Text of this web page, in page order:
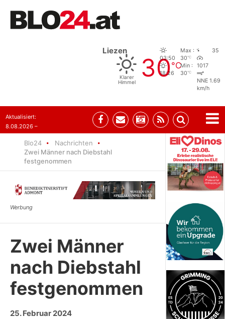
Liezen
Klarer
Himmel
30°C
03:50
18:26
Max :
30°C
Min :
30°C
35
1017
NNE 1.69
km/h
Aktualisiert:
8.08.2026 –
Blo24
Nachrichten
Zwei Männer nach Diebstahl
festgenommen
Zwei Männer
nach Diebstahl
festgenommen
25. Februar 2024